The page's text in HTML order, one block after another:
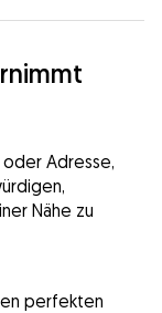
oder Adresse,
Nähe zu
perfekten